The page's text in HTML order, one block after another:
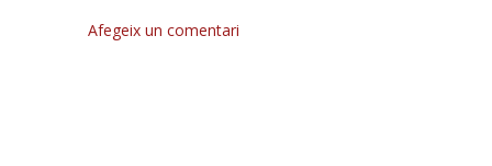
Afegeix un comentari